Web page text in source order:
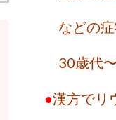
などの症
30歳代〜
●漢方でリ